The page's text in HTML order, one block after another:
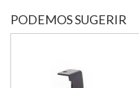
PODEMOS SUGERIR